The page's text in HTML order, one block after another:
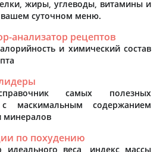
жиры, углеводы, витамины и
суточном меню.
анализатор рецептов
и химический состав
самых полезных
с маскимальным содержанием
минералов
по похудению
идеального веса, индекс массы